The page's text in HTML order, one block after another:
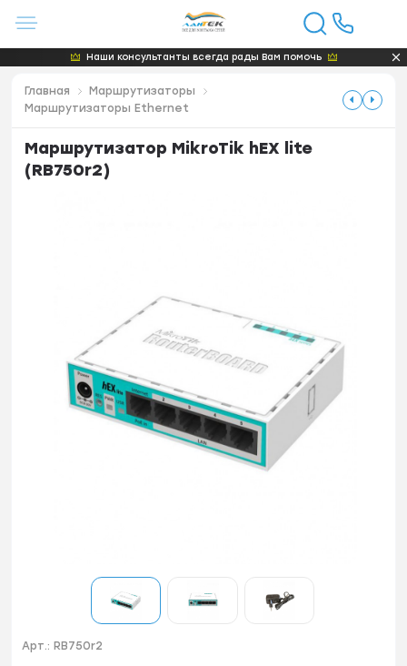
Наши консультанты всегда рады Вам помочь
Главная
Маршрутизаторы
Маршрутизаторы Ethernet
Маршрутизатор MikroTik hEX lite
(RB750r2)
Арт.: RB750r2